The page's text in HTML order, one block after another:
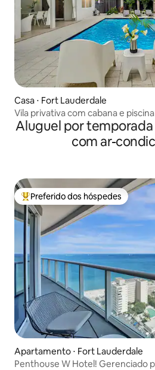
Casa ⋅ Fort Lauderdale
Vila privativa com cabana e piscina
Aluguel por
com ar-
Entre os melhores preferidos dos
Preferido dos hóspedes
Apartamento ⋅ Fort Lauderdale
Penthouse W Hotel! Gerenciado